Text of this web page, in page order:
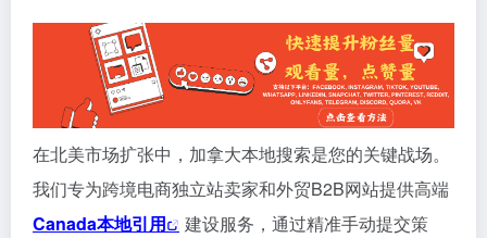
在北美市场扩张中，加拿大本地搜索是您的关键战场。
我们专为跨境电商独立站卖家和外贸B2B网站提供高端
Canada本地引用
建设服务，通过精准手动提交策